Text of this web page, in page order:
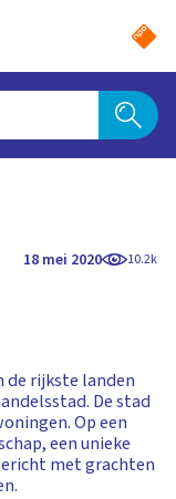
18 mei 2020 10.2k
de rijkste landen
De stad
Op een
een unieke
met grachten